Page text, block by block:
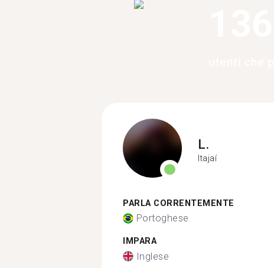
L.
Itajaí
PARLA CORRENTEMENTE
Portoghese
IMPARA
Inglese